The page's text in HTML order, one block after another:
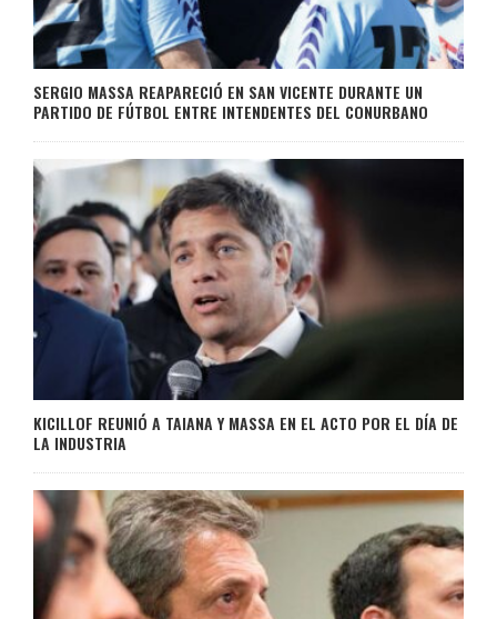
SERGIO MASSA REAPARECIÓ EN SAN VICENTE DURANTE UN
PARTIDO DE FÚTBOL ENTRE INTENDENTES DEL CONURBANO
KICILLOF REUNIÓ A TAIANA Y MASSA EN EL ACTO POR EL DÍA DE
LA INDUSTRIA